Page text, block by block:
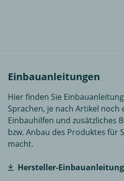
Einbauanleitungen
Hier finden Sie
Sprachen, je nach Artikel noch
Einbauhilfen und zusätzliches
bzw. Anbau des Produktes für
macht.
Hersteller-